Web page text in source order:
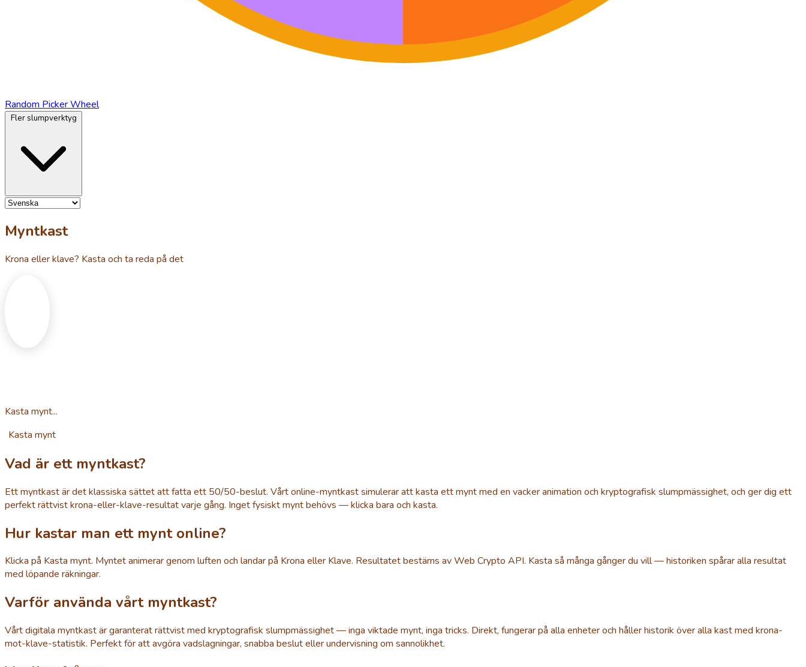
Random Picker Wheel
Myntkast
Krona eller klave? Kasta och ta reda på det
Kasta mynt...
Kasta mynt
Vad är ett myntkast?
Ett myntkast är det klassiska sättet att fatta ett 50/50-beslut. Vårt online-myntkast simulerar att kasta ett mynt med en vacker animation och kryptografisk slumpmässighet, och ger dig ett
perfekt rättvist krona-eller-klave-resultat varje gång. Inget fysiskt mynt behövs — klicka bara och kasta.
Hur kastar man ett mynt online?
Klicka på Kasta mynt. Myntet animerar genom luften och landar på Krona eller Klave. Resultatet bestäms av Web Crypto API. Kasta så många gånger du vill — historiken spårar alla resultat
med löpande räkningar.
Varför använda vårt myntkast?
Vårt digitala myntkast är garanterat rättvist med kryptografisk slumpmässighet — inga viktade mynt, inga tricks. Direkt, fungerar på alla enheter och håller historik över alla kast med krona-
mot-klave-statistik. Perfekt för att avgöra vadslagningar, snabba beslut eller undervisning om sannolikhet.